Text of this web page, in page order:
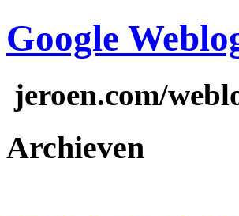
Google
jeroen.com/
Archieven